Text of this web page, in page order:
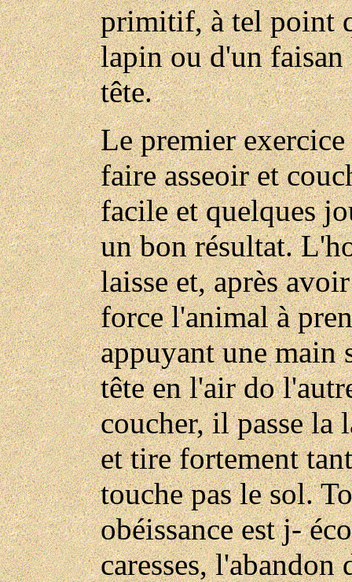
primitif, à tel point
lapin ou d'un faisan
tête.
Le premier exercice
faire asseoir et
facile et quelques
un bon résultat.
laisse et, après
force l'animal à
appuyant une main
tête en l'air do
coucher, il passe la
et tire fortement
touche pas le sol.
obéissance est j-
caresses,